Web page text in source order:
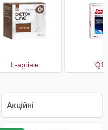
L-аргінін Q10